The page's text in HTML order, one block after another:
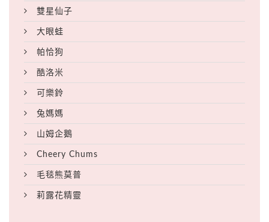
雙星仙子
大眼蛙
帕恰狗
酷洛米
可樂鈴
兔媽媽
山姆企鵝
Cheery Chums
毛毯熊莫普
莉露花精靈